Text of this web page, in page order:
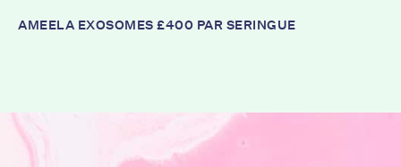
AMEELA EXOSOMES £400 PAR SERINGUE